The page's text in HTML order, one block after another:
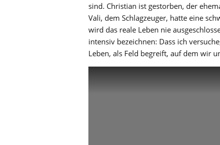
sind. Christian ist gestorben, der
Vali, dem Schlagzeuger, hatte eine
wird das reale Leben nie
intensiv bezeichnen: Dass ich
Leben, als Feld begreift, auf dem wir